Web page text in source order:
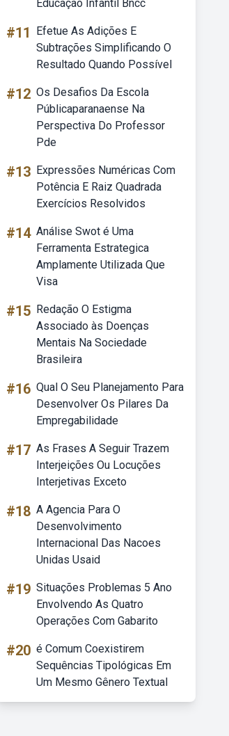
Educação Infantil Bncc
#11
Efetue As Adições E
Subtrações Simplificando O
Resultado Quando Possível
#12 Os Desafios Da Escola
Públicaparanaense Na
Perspectiva Do Professor
Pde
#13 Expressões Numéricas Com
Potência E Raiz Quadrada
Exercícios Resolvidos
#14 Análise Swot é Uma
Ferramenta Estrategica
Amplamente Utilizada Que
Visa
#15 Redação O Estigma
Associado às Doenças
Mentais Na Sociedade
Brasileira
#16 Qual O Seu Planejamento Para
Desenvolver Os Pilares Da
Empregabilidade
#17 As Frases A Seguir Trazem
Interjeições Ou Locuções
Interjetivas Exceto
#18 A Agencia Para O
Desenvolvimento
Internacional Das Nacoes
Unidas Usaid
#19 Situações Problemas 5 Ano
Envolvendo As Quatro
Operações Com Gabarito
#20 é Comum Coexistirem
Sequências Tipológicas Em
Um Mesmo Gênero Textual